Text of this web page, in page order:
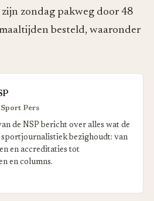
zondag pakweg door 48
besteld, waaronder
Pers
de NSP bericht over alles wat de
sportjournalistiek bezighoudt: van
en accreditaties tot
en columns.